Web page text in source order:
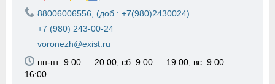
88006006556, (доб.: +7(980)2430024)
+7 (980) 243-00-24
voronezh@exist.ru
пн-пт: 9:00 — 20:00, сб: 9:00 — 19:00, вс: 9:00 —
16:00